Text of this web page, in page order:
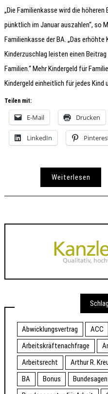
„Die Familienkasse wird die
pünktlich im Januar auszahlen“, so
Familienkasse der BA. „Das erhöhte
Kinderzuschlag leisten einen
Familien.“ Mehr Kindergeld für
Kindergeld einheitlich für jedes Kind
Teilen mit:
E-Mail Drucken
LinkedIn
Weiterlesen
Abwicklungsvertrag ACC
Arbeitskräftenachfrage
Arbeitsrecht
Arthur R.
BA
Bonus